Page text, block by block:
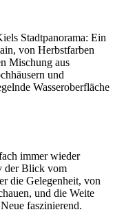
immer wieder
der Blick vom
die Gelegenheit, von
und die Weite
faszinierend.